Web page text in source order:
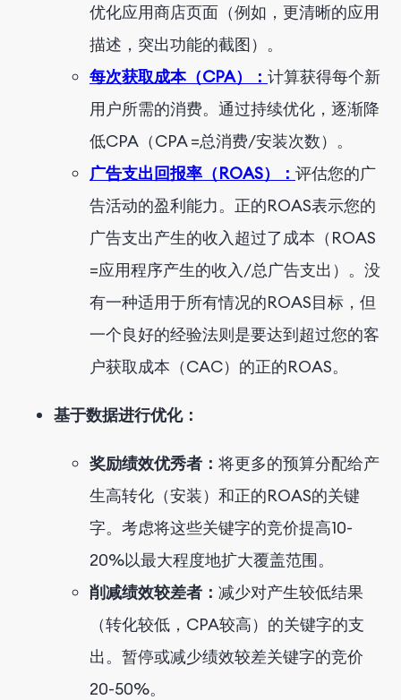
优化应用商店页面（例如，更清晰的应用
描述，突出功能的截图）。
每次获取成本（CPA）： 计算获得每个新
用户所需的消费。通过持续优化，逐渐降
低CPA（CPA =总消费/安装次数）。
广告支出回报率（ROAS）： 评估您的广
告活动的盈利能力。正的ROAS表示您的
广告支出产生的收入超过了成本（ROAS
=应用程序产生的收入/总广告支出）。没
有一种适用于所有情况的ROAS目标，但
一个良好的经验法则是要达到超过您的客
户获取成本（CAC）的正的ROAS。
基于数据进行优化：
奖励绩效优秀者： 将更多的预算分配给产
生高转化（安装）和正的ROAS的关键
字。考虑将这些关键字的竞价提高10-
20%以最大程度地扩大覆盖范围。
削减绩效较差者： 减少对产生较低结果
（转化较低，CPA较高）的关键字的支
出。暂停或减少绩效较差关键字的竞价
20-50%。